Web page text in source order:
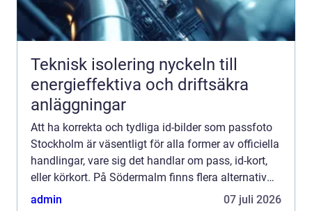
Teknisk isolering nyckeln till
energieffektiva och driftsäkra
anläggningar
Att ha korrekta och tydliga id-bilder som passfoto
Stockholm är väsentligt för alla former av officiella
handlingar, vare sig det handlar om pass, id-kort,
eller körkort. På Södermalm finns flera alternativ
för att...
admin 07 juli 2026